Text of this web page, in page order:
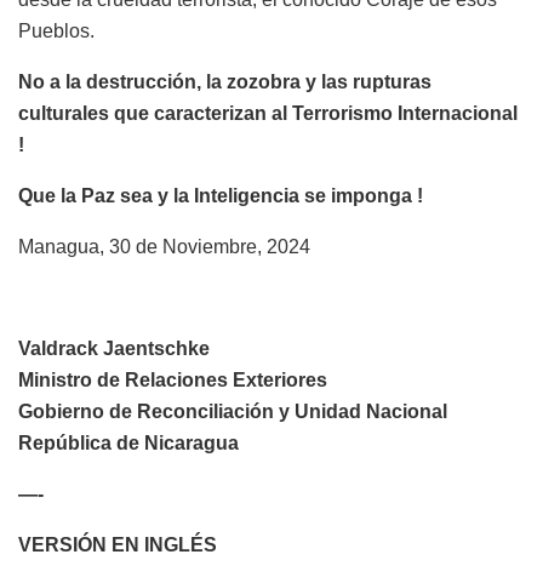
Pueblos.
No a la destrucción, la zozobra y las rupturas
culturales que caracterizan al Terrorismo Internacional
!
Que la Paz sea y la Inteligencia se imponga !
Managua, 30 de Noviembre, 2024
Valdrack Jaentschke
Ministro de Relaciones Exteriores
Gobierno de Reconciliación y Unidad Nacional
República de Nicaragua
—-
VERSIÓN EN INGLÉS